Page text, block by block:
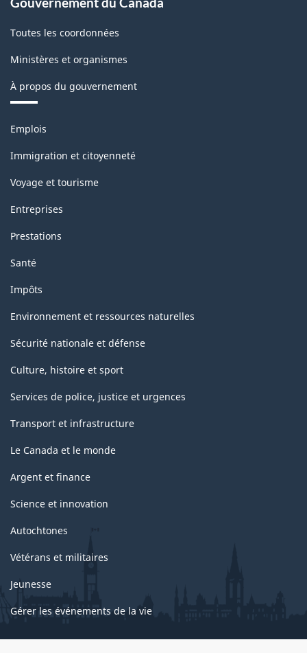
-
Structure
la
classification
Toutes les coordonnées
Ministères et organismes
À propos du gouvernement
Thèmes
sujets
Emplois
Immigration et citoyenneté
Voyage et tourisme
Entreprises
Prestations
Santé
Impôts
Environnement et ressources naturelles
Sécurité nationale et défense
Culture, histoire et sport
Services de police, justice et urgences
Transport et infrastructure
Le Canada et le monde
Argent et finance
Science et innovation
Autochtones
Vétérans et militaires
Jeunesse
Gérer les événements de la vie